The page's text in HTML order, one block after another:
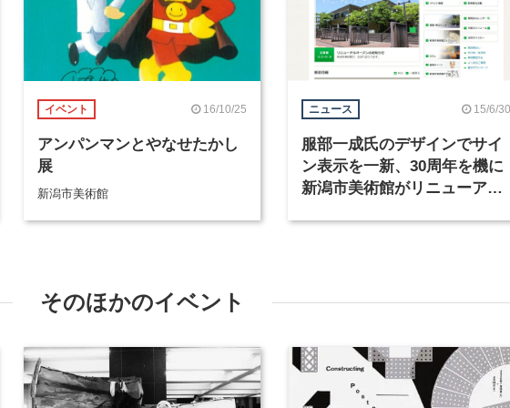
イベント 16/10/25
アンパンマンとやなせたかし
展
新潟市美術館
ニュース 15/6/30
服部一成氏のデザインでサイ
ン表示を一新、30周年を機に
新潟市美術館がリニューアル
そのほかのイベント